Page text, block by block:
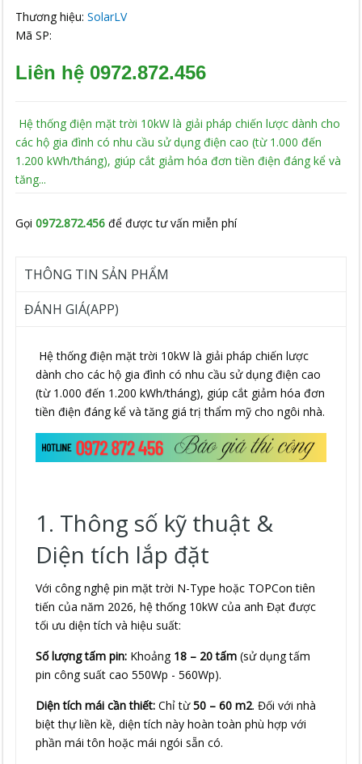
Thương hiệu:SolarLV
Mã SP:
Liên hệ 0972.872.456
Hệ thống điện mặt trời 10kW là giải pháp chiến lược dành cho
các hộ gia đình có nhu cầu sử dụng điện cao (từ 1.000 đến
1.200 kWh/tháng), giúp cắt giảm hóa đơn tiền điện đáng kể và
tăng...
Gọi0972.872.456 để được tư vấn miễn phí
THÔNG TIN SẢN PHẨM
ĐÁNH GIÁ(APP)
Hệ thống điện mặt trời 10kW là giải pháp chiến lược
dành cho các hộ gia đình có nhu cầu sử dụng điện cao
(từ 1.000 đến 1.200 kWh/tháng), giúp cắt giảm hóa đơn
tiền điện đáng kể và tăng giá trị thẩm mỹ cho ngôi nhà.
1. Thông số kỹ thuật &
Diện tích lắp đặt
Với công nghệ pin mặt trời N-Type hoặc TOPCon tiên
tiến của năm 2026, hệ thống 10kW của anh Đạt được
tối ưu diện tích và hiệu suất:
Số lượng tấm pin: Khoảng 18 – 20 tấm (sử dụng tấm
pin công suất cao 550Wp - 560Wp).
Diện tích mái cần thiết: Chỉ từ50 – 60 m2. Đối với nhà
biệt thự liền kề, diện tích này hoàn toàn phù hợp với
phần mái tôn hoặc mái ngói sẵn có.